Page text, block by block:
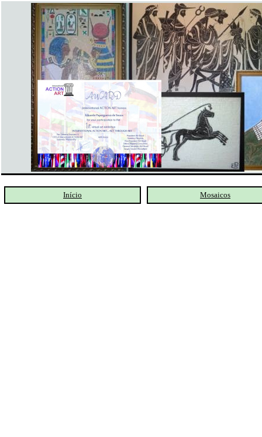
Início Mosaicos